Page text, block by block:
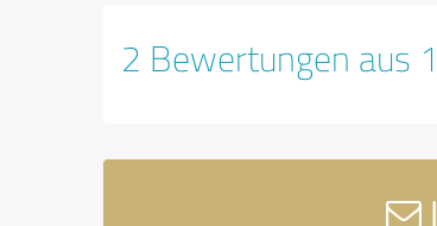
2 Bewertungen aus